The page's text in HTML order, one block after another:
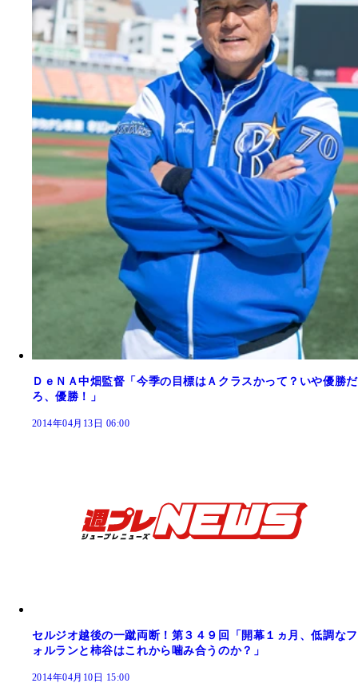
ＤｅＮＡ中畑監督「今季の目標はＡクラスかって？いや優勝だ
ろ、優勝！」
2014年04月13日 06:00
セルジオ越後の一蹴両断！第３４９回「開幕１ヵ月、低調なフ
ォルランと柿谷はこれから噛み合うのか？」
2014年04月10日 15:00